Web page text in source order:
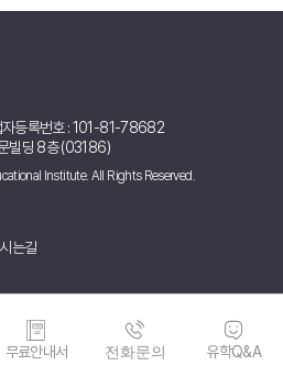
무료안내서 전화문의 유학Q&A
자등록번호 : 101-81-78682
빌딩 8층 (03186)
Institute. All Rights Reserved.
는길